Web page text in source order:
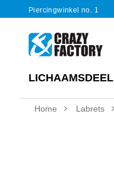
Piercingwinkel no. 1
LICHAAMSDEEL
Home Labrets